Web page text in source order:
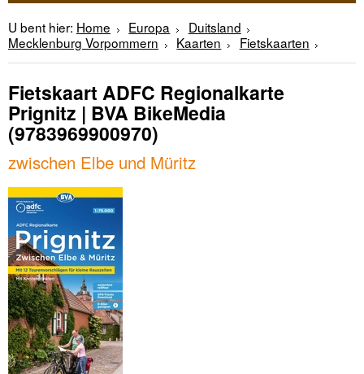
U bent hier: Home Europa
Duitsland
Mecklenburg Vorpommern
Kaarten Fietskaarten
Fietskaart ADFC Regionalkarte
Prignitz | BVA BikeMedia
(9783969900970)
zwischen Elbe und Müritz